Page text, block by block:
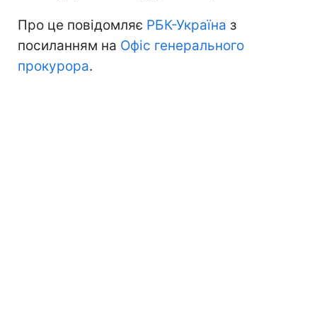
Про це повідомляє РБК-Україна з
посиланням на Офіс генерального
прокурора.